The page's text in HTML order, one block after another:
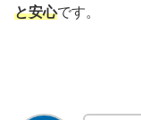
と安心です。